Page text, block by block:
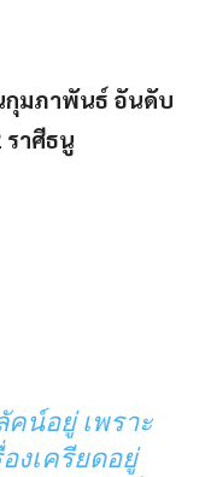
กุมภาพันธ์ อันดับ
ราศีธนู
น์อยู่ เพราะ
งเครียดอยู่